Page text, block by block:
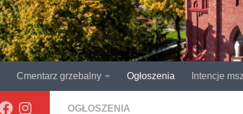
Cmentarz grzebalny Ogłoszenia Intencje
OGŁOSZENIA